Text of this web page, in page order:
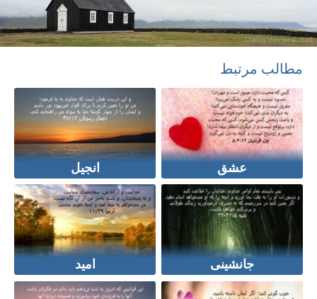
مطالب مرتبط
عشق انجیل
جانشینی امید